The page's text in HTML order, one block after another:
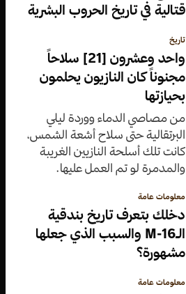
قتالية في تاريخ الحروب البشرية
تاريخ
واحد وعشرون [21] سلاحاً
مجنوناً كان النازيون يحلمون
بحيازتها
من مصاصي الدماء ووردة ليلي
البرتقالية حتى سلاح أشعة الشمس،
كانت تلك أسلحة النازيين الغريبة
والمدمرة لو تم العمل عليها.
معلومات عامة
دخلك بتعرف تاريخ بندقية
الـM-16 والسبب الذي جعلها
مشهورة؟
معلومات عامة